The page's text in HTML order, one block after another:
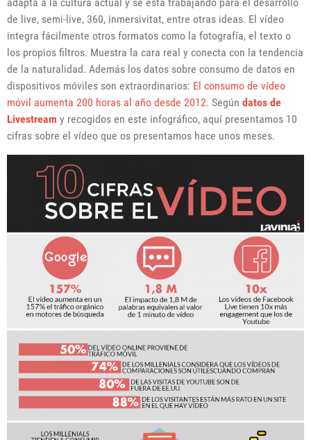
de live, semi-live, 360, inmersivitat, entre otras ideas. El vídeo
integra fácilmente otros formatos como la fotografía, el texto o
los propios filtros. Muestra la cara real y conecta con la tendencia
de la naturalidad. Además los datos sobre consumo de datos en
dispositivos móviles son extraordinarios: El consumo de vídeo
móvil aumenta 200 horas al año desde 2012. Según datos de
Livestream y recogidos en este infográfico, aquí presentamos 10
cifras sobre el vídeo que os presentamos hace unos meses.